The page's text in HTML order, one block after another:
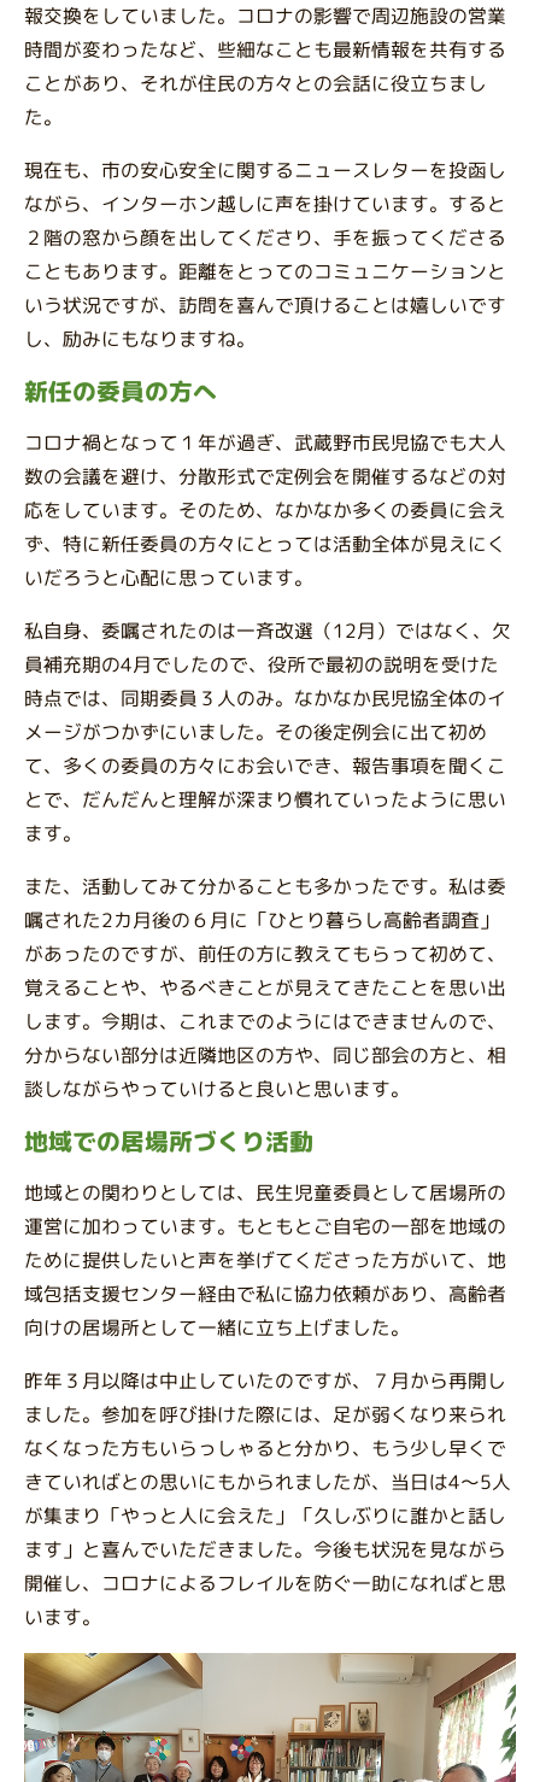
報交換をしていました。コロナの影響で周辺施設の営業
時間が変わったなど、些細なことも最新情報を共有する
ことがあり、それが住民の方々との会話に役立ちまし
た。
現在も、市の安心安全に関するニュースレターを投函し
ながら、インターホン越しに声を掛けています。すると
２階の窓から顔を出してくださり、手を振ってくださる
こともあります。距離をとってのコミュニケーションと
いう状況ですが、訪問を喜んで頂けることは嬉しいです
し、励みにもなりますね。
新任の委員の方へ
コロナ禍となって１年が過ぎ、武蔵野市民児協でも大人
数の会議を避け、分散形式で定例会を開催するなどの対
応をしています。そのため、なかなか多くの委員に会え
ず、特に新任委員の方々にとっては活動全体が見えにく
いだろうと心配に思っています。
私自身、委嘱されたのは一斉改選（12月）ではなく、欠
員補充期の4月でしたので、役所で最初の説明を受けた
時点では、同期委員３人のみ。なかなか民児協全体のイ
メージがつかずにいました。その後定例会に出て初め
て、多くの委員の方々にお会いでき、報告事項を聞くこ
とで、だんだんと理解が深まり慣れていったように思い
ます。
また、活動してみて分かることも多かったです。私は委
嘱された2カ月後の６月に「ひとり暮らし高齢者調査」
があったのですが、前任の方に教えてもらって初めて、
覚えることや、やるべきことが見えてきたことを思い出
します。今期は、これまでのようにはできませんので、
分からない部分は近隣地区の方や、同じ部会の方と、相
談しながらやっていけると良いと思います。
地域での居場所づくり活動
地域との関わりとしては、民生児童委員として居場所の
運営に加わっています。もともとご自宅の一部を地域の
ために提供したいと声を挙げてくださった方がいて、地
域包括支援センター経由で私に協力依頼があり、高齢者
向けの居場所として一緒に立ち上げました。
昨年３月以降は中止していたのですが、７月から再開し
ました。参加を呼び掛けた際には、足が弱くなり来られ
なくなった方もいらっしゃると分かり、もう少し早くで
きていればとの思いにもかられましたが、当日は4～5人
が集まり「やっと人に会えた」「久しぶりに誰かと話し
ます」と喜んでいただきました。今後も状況を見ながら
開催し、コロナによるフレイルを防ぐ一助になればと思
います。